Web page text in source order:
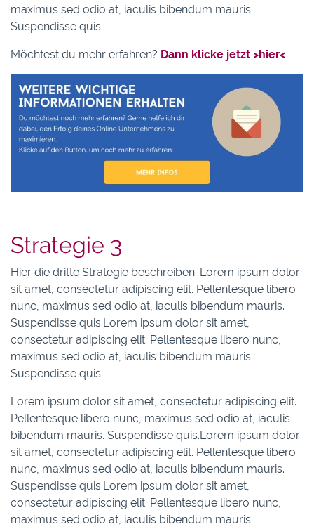
maximus sed odio at, iaculis bibendum mauris.
Suspendisse quis.
Möchtest du mehr erfahren? Dann klicke jetzt >hier<
Strategie 3
Hier die dritte Strategie beschreiben. Lorem ipsum dolor
sit amet, consectetur adipiscing elit. Pellentesque libero
nunc, maximus sed odio at, iaculis bibendum mauris.
Suspendisse quis.Lorem ipsum dolor sit amet,
consectetur adipiscing elit. Pellentesque libero nunc,
maximus sed odio at, iaculis bibendum mauris.
Suspendisse quis.
Lorem ipsum dolor sit amet, consectetur adipiscing elit.
Pellentesque libero nunc, maximus sed odio at, iaculis
bibendum mauris. Suspendisse quis.Lorem ipsum dolor
sit amet, consectetur adipiscing elit. Pellentesque libero
nunc, maximus sed odio at, iaculis bibendum mauris.
Suspendisse quis.Lorem ipsum dolor sit amet,
consectetur adipiscing elit. Pellentesque libero nunc,
maximus sed odio at, iaculis bibendum mauris.